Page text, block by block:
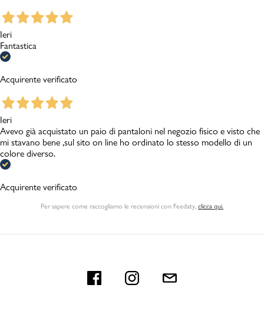
Ieri
Fantastica
Acquirente verificato
Ieri
Avevo già acquistato un paio di pantaloni nel negozio fisico e visto che
mi stavano bene ,sul sito on line ho ordinato lo stesso modello di un
colore diverso.
Acquirente verificato
Per sapere come raccogliamo le recensioni con Feedaty clicca qui.